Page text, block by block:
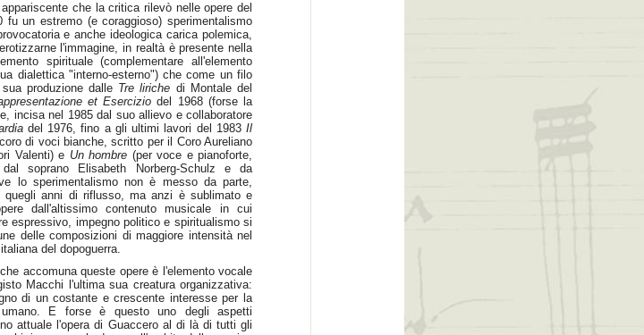
che la critica rilevò nelle opere del
fu un estremo (e coraggioso) sperimentalismo
e anche ideologica carica polemica,
l'immagine, in realtà è presente nella
spirituale (complementare all'elemento
dialettica "interno-esterno") che come un filo
produzione dalle Tre liriche di Montale del
et Esercizio del 1968 (forse la
incisa nel 1985 dal suo allievo e collaboratore
del 1976, fino a gli ultimi lavori del 1983Il
di voci bianche, scritto per il Coro Aureliano
Valenti) e Un hombre (per voce e pianoforte,
soprano Elisabeth Norberg-Schulz e da
lo sperimentalismo non è messo da parte,
anni di riflusso, ma anzi è sublimato e
dall'altissimo contenuto musicale in cui
espressivo, impegno politico e spiritualismo si
delle composizioni di maggiore intensità nel
del dopoguerra.
accomuna queste opere è l'elemento vocale
Macchi l'ultima sua creatura organizzativa:
di un costante e crescente interesse per la
E forse è questo uno degli aspetti
attuale l'opera di Guaccero al di là di tutti gli